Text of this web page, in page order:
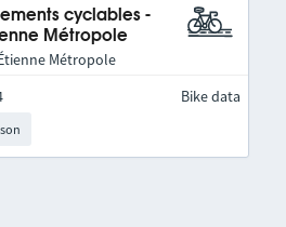
cyclables -
Métropole
Métropole
Bike data